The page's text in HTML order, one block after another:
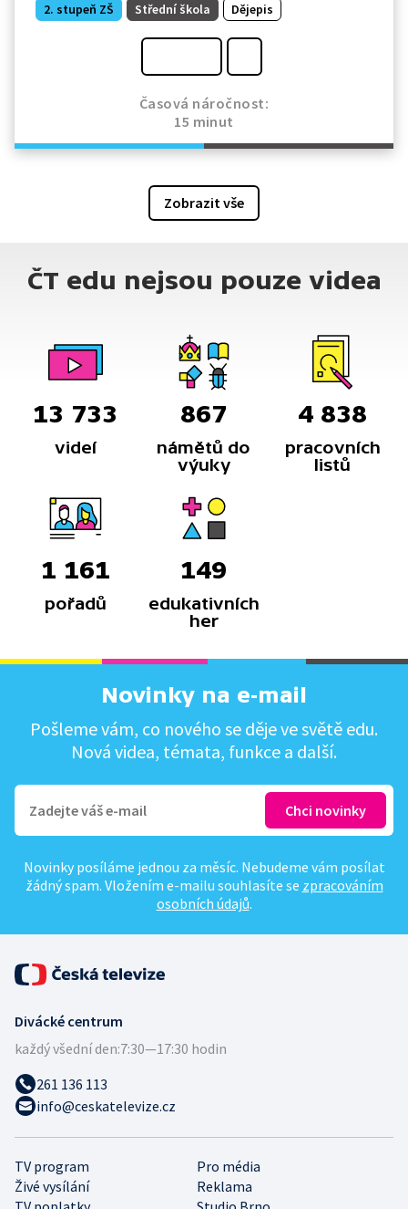
2. stupeň ZŠ Střední škola Dějepis
Časová náročnost:
15 minut
Zobrazit vše
ČT edu nejsou pouze videa
13 733
videí
867
námětů do
výuky
4 838
pracovních
listů
1 161
pořadů
149
edukativních
her
Novinky na e-mail
Pošleme vám, co nového se děje ve světě edu.
Nová videa, témata, funkce a další.
Novinky posíláme jednou za měsíc. Nebudeme vám posílat
žádný spam. Vložením e-mailu souhlasíte se zpracováním
osobních údajů.